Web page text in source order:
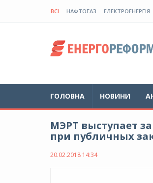
ВСІ НАФТОГАЗ ЕЛЕКТРОЕНЕРГІЯ
ГОЛОВНА НОВИНИ
МЭРТ выступает
при публичных
20.02.2018 14:34